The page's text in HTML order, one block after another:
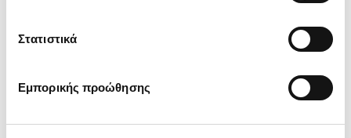
Στατιστικά
Εμπορικής προώθησης